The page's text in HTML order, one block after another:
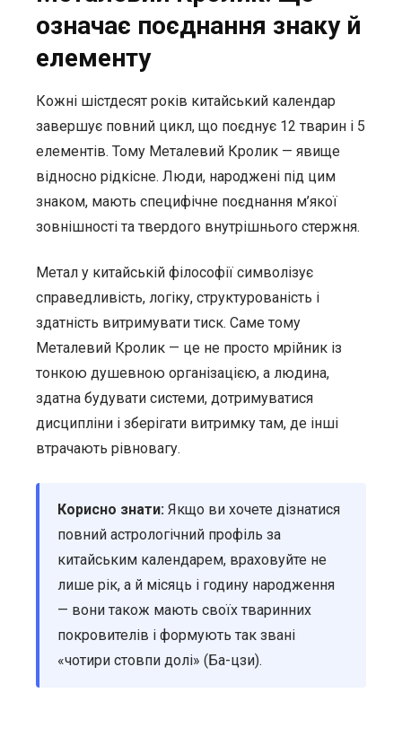
означає поєднання знаку й
елементу
Кожні шістдесят років китайський календар
завершує повний цикл, що поєднує 12 тварин і 5
елементів. Тому Металевий Кролик — явище
відносно рідкісне. Люди, народжені під цим
знаком, мають специфічне поєднання м’якої
зовнішності та твердого внутрішнього стержня.
Метал у китайській філософії символізує
справедливість, логіку, структурованість і
здатність витримувати тиск. Саме тому
Металевий Кролик — це не просто мрійник із
тонкою душевною організацією, а людина,
здатна будувати системи, дотримуватися
дисципліни і зберігати витримку там, де інші
втрачають рівновагу.
Корисно знати: Якщо ви хочете дізнатися
повний астрологічний профіль за
китайським календарем, враховуйте не
лише рік, а й місяць і годину народження
— вони також мають своїх тваринних
покровителів і формують так звані
«чотири стовпи долі» (Ба-цзи).